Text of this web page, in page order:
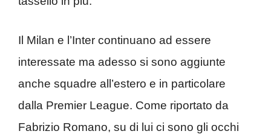
Il Milan e l’Inter continuano ad essere
interessate ma adesso si sono aggiunte
anche squadre all’estero e in particolare
dalla Premier League. Come riportato da
Fabrizio Romano, su di lui ci sono gli occhi